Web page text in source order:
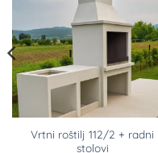
Vrtni roštilj 112/2 + radni
stolovi